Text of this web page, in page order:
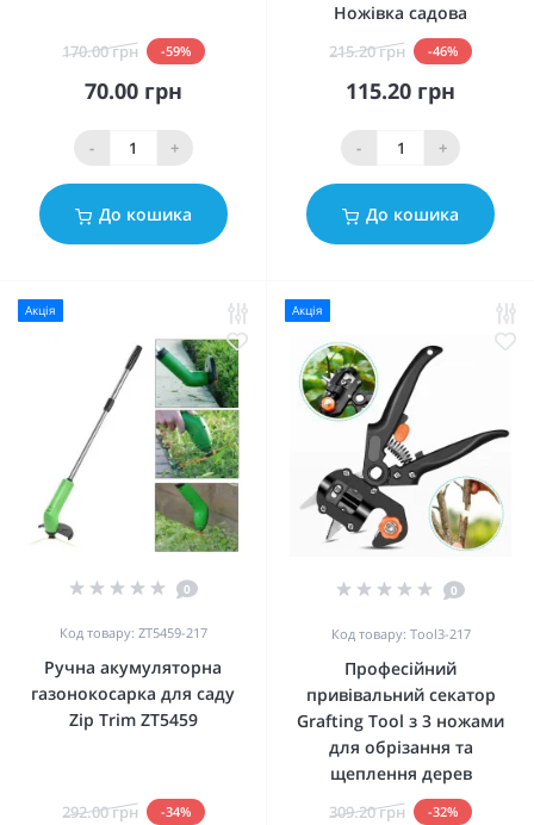
170.00 грн -59%
70.00 грн
- +
До кошика
Ножівка садова
215.20 грн -46%
115.20 грн
- +
До кошика
Акція
0
Код товару: ZT5459-217
Ручна акумуляторна
газонокосарка для саду
Zip Trim ZT5459
292.00 грн -34%
Акція
0
Код товару: Tool3-217
Професійний
привівальний секатор
Grafting Tool з 3 ножами
для обрізання та
щеплення дерев
309.20 грн -32%